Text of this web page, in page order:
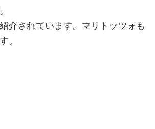
介されています。マリトッツォも
。